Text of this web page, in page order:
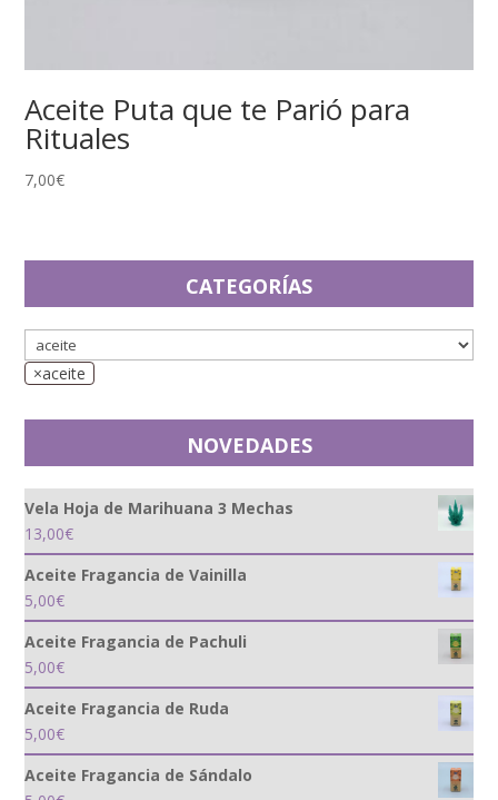
Aceite Puta que te Parió para
Rituales
7,00€
CATEGORÍAS
×aceite
NOVEDADES
Vela Hoja de Marihuana 3 Mechas
13,00€
Aceite Fragancia de Vainilla
5,00€
Aceite Fragancia de Pachuli
5,00€
Aceite Fragancia de Ruda
5,00€
Aceite Fragancia de Sándalo